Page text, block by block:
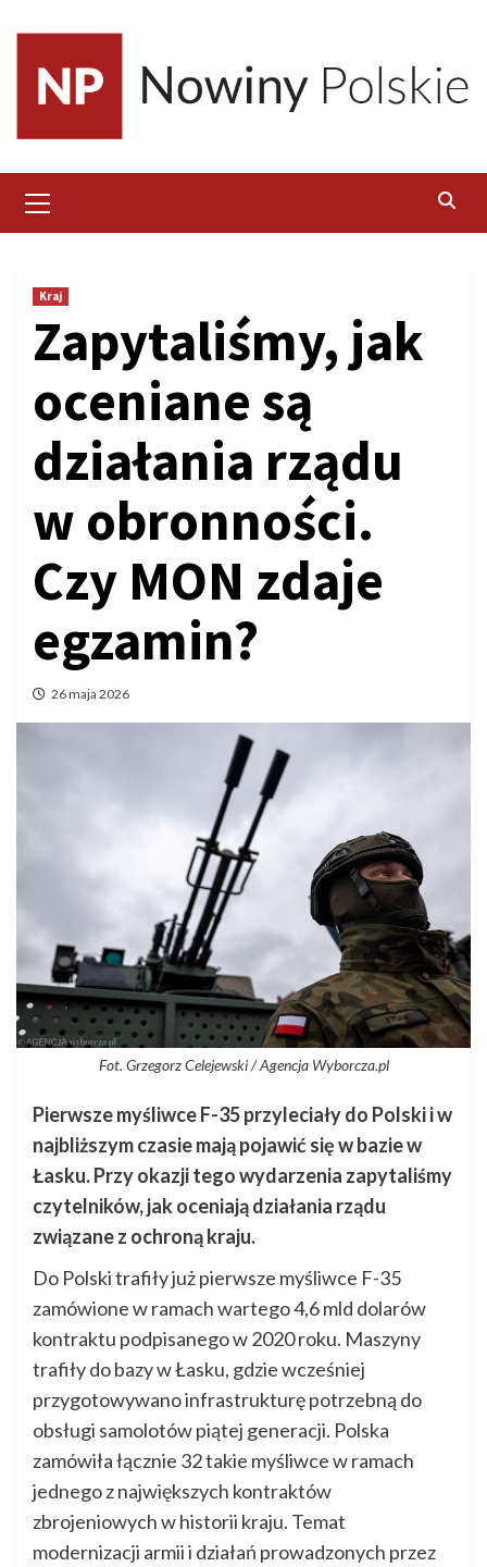
content
Menu
Kraj
Zapytaliśmy, jak
oceniane są
działania rządu
w obronności.
Czy MON zdaje
egzamin?
26 maja 2026
Fot. Grzegorz Celejewski / Agencja Wyborcza.pl
Pierwsze myśliwce F-35 przyleciały do Polski i w
najbliższym czasie mają pojawić się w bazie w
Łasku. Przy okazji tego wydarzenia zapytaliśmy
czytelników, jak oceniają działania rządu
związane z ochroną kraju.
Do Polski trafiły już pierwsze myśliwce F-35
zamówione w ramach wartego 4,6 mld dolarów
kontraktu podpisanego w 2020 roku. Maszyny
trafiły do bazy w Łasku, gdzie wcześniej
przygotowywano infrastrukturę potrzebną do
obsługi samolotów piątej generacji. Polska
zamówiła łącznie 32 takie myśliwce w ramach
jednego z największych kontraktów
zbrojeniowych w historii kraju. Temat
modernizacji armii i działań prowadzonych przez